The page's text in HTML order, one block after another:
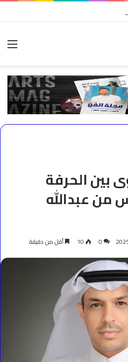
وبكتب أغاني شبه الناس
بين الحرفة
من عبدالله
0
10 أقل من دقيقة